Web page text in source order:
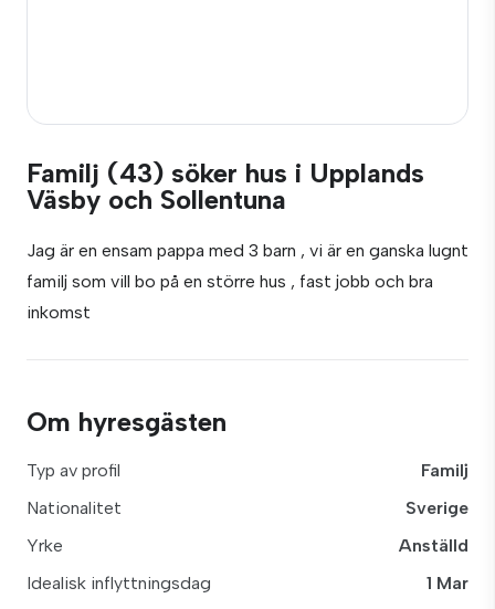
Familj (43) söker hus i Upplands
Väsby och Sollentuna
Jag är en ensam pappa med 3 barn , vi är en ganska lugnt
familj som vill bo på en större hus , fast jobb och bra
inkomst
Om hyresgästen
Typ av profil
Familj
Nationalitet
Sverige
Yrke
Anställd
Idealisk inflyttningsdag
1 Mar